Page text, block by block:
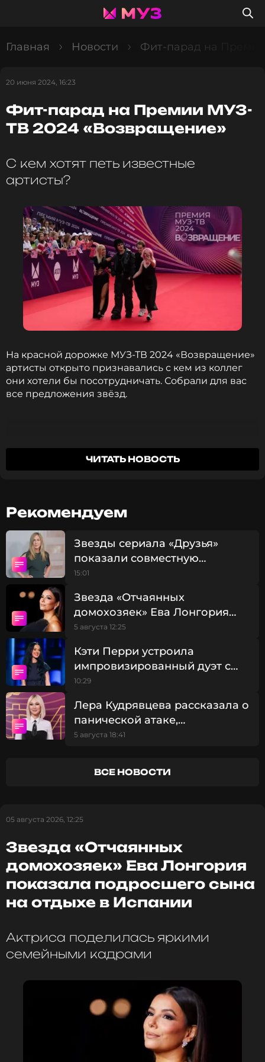
Главная Новости Фит-парад на
20 июня 2024, 16:23
Фит-парад на Премии МУЗ-
ТВ 2024 «Возвращение»
С кем хотят петь известные
артисты?
На красной дорожке МУЗ-ТВ 2024 «Возвращение»
артисты открыто признавались с кем из коллег
они хотели бы посотрудничать. Собрали для вас
все предложения звёзд.
Певец Султан Лагучев рассказал, что кроме своих
песен поёт много других. Но особенно артисту
cover на эту песню?
признались, что хотел бы сделать коллаборцию с
Ольгой Бузовой. «Может быть я так начну свою
сольную карьеру».
ЧИТАТЬ НОВОСТЬ
Рекомендуем
Звезды сериала «Друзья»
показали совместную
фотографию из отпуска
15:01
Звезда «Отчаянных
домохозяек» Ева Лонгория
показала подросшего сына на
5 августа 12:25
Кэти Перри устроила
импровизированный дуэт с
юной фанаткой в честь ее дня
10:29
Лера Кудрявцева рассказала о
панической атаке,
случившейся в парке
5 августа 18:41
ВСЕ НОВОСТИ
05 августа 2026, 12:25
Звезда «Отчаянных
домохозяек» Ева Лонгория
показала подросшего сына
на отдыхе в Испании
Актриса поделилась яркими
семейными кадрами